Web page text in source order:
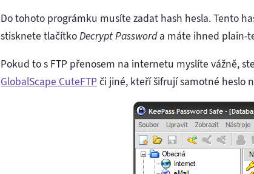
Do tohoto prográmku musíte zadat hash hesla. Tento
stisknete tlačítkoDecrypt Passworda máte ihned plain-
Pokud to s FTP přenosem na internetu myslíte vážně,
GlobalScape CuteFTPči jiné, kteří šifrují samotné heslo